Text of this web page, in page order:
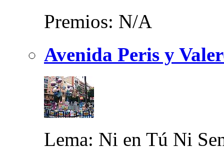
Premios: N/A
Avenida Peris y
Lema: Ni en Tú Ni